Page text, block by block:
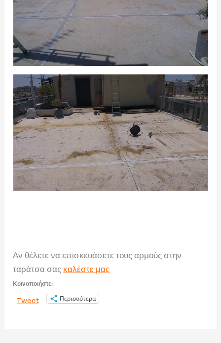
Αν θέλετε να επισκευάσετε τους αρμούς στην
ταράτσα σας καλέστε μας
Κοινοποιήστε:
Tweet Περισσότερα